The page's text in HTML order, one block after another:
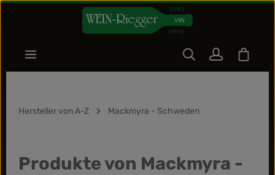
Zum Hauptinhalt springen
Hersteller von A-Z Mackmyra - Schweden
Produkte von Mackmyra -